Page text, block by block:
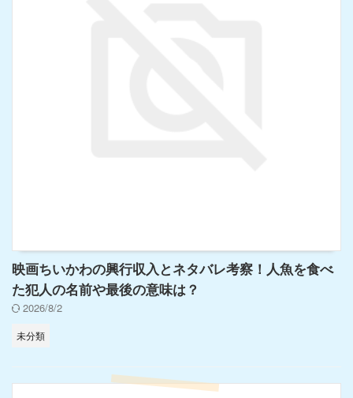
映画ちいかわの興行収入とネタバレ考察！人魚を食べ
た犯人の名前や最後の意味は？
2026/8/2
未分類